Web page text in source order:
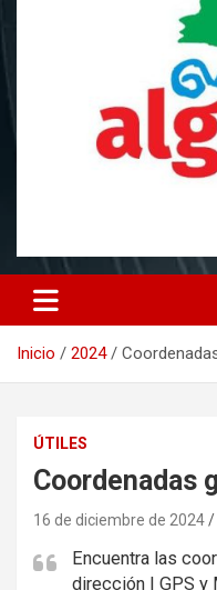
Inicio 2024
ÚTILES
Coordenadas
16 de diciembre de 2024
Encuentra las
dirección | GPS y